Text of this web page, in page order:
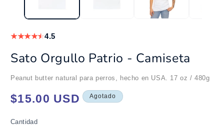
★★★★★4.5
Sato Orgullo Patrio - Camiseta
Peanut butter natural para perros, hecho en USA. 17 oz / 480g
Precio
$15.00 USD Agotado
Cantidad
Cantidad